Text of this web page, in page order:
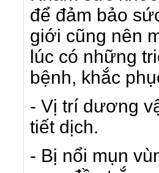
để đảm bảo
giới cũng nên
lúc có những
bệnh, khắc
- Vị trí dương
tiết dịch.
- Bị nổi mụn